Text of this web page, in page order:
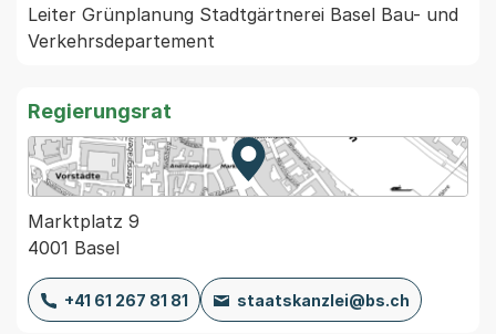
Leiter Grünplanung Stadtgärtnerei Basel Bau- und
Verkehrsdepartement
Regierungsrat
Zur Karte von MapBS.
Externer Link, wird in einem
Marktplatz 9
4001 Basel
+41 61 267 81 81 staatskanzlei@bs.ch